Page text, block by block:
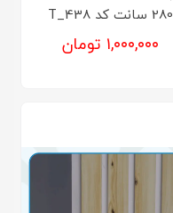
280 سانت کد T_438
۱,۰۰۰,۰۰۰ تومان